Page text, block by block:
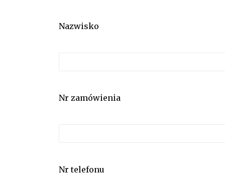
Nazwisko
Nr zamówienia
Nr telefonu